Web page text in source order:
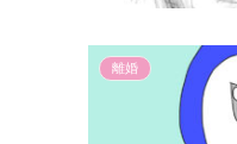
離婚